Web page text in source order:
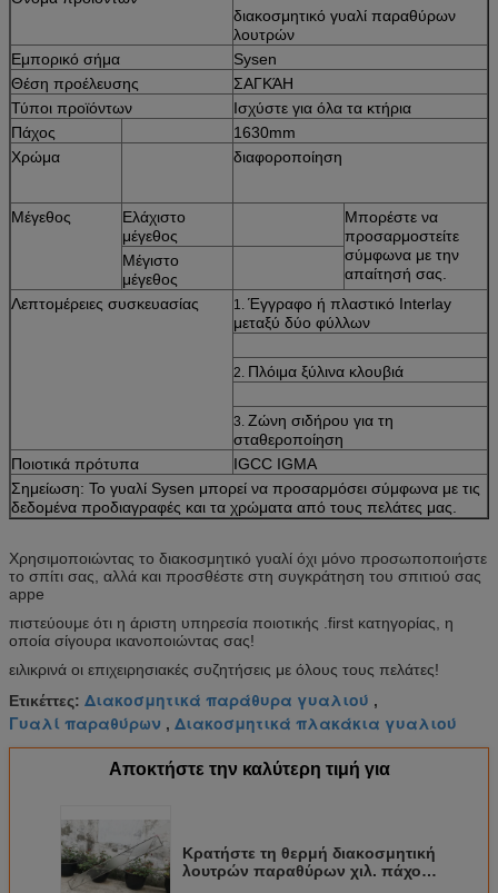
διακοσμητικό γυαλί παραθύρων
λουτρών
Εμπορικό σήμα
Sysen
Θέση προέλευσης
ΣΑΓΚΆΗ
Τύποι προϊόντων
Ισχύστε για όλα τα κτήρια
Πάχος
1630mm
Χρώμα
διαφοροποίηση
Μέγεθος
Ελάχιστο
μέγεθος
Μπορέστε να
προσαρμοστείτε
σύμφωνα με την
απαίτησή σας.
Μέγιστο
μέγεθος
Λεπτομέρειες συσκευασίας
1. Έγγραφο ή πλαστικό Interlay
μεταξύ δύο φύλλων
2. Πλόιμα ξύλινα κλουβιά
3. Ζώνη σιδήρου για τη
σταθεροποίηση
Ποιοτικά πρότυπα
IGCC IGMA
Σημείωση: Το γυαλί Sysen μπορεί να προσαρμόσει σύμφωνα με τις
δεδομένα προδιαγραφές και τα χρώματα από τους πελάτες μας.
Χρησιμοποιώντας το διακοσμητικό γυαλί όχι μόνο προσωποποιήστε
το σπίτι σας, αλλά και προσθέστε στη συγκράτηση του σπιτιού σας
appe
πιστεύουμε ότι η άριστη υπηρεσία ποιοτικής .first κατηγορίας, η
οποία σίγουρα ικανοποιώντας σας!
ειλικρινά οι επιχειρησιακές συζητήσεις με όλους τους πελάτες!
Ετικέττες: Διακοσμητικά παράθυρα γυαλιού ,
Γυαλί παραθύρων , Διακοσμητικά πλακάκια γυαλιού
Αποκτήστε την καλύτερη τιμή για
Κρατήστε τη θερμή διακοσμητική
λουτρών παραθύρων χιλ. πάχους